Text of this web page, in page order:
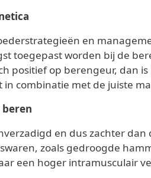
en
toegepast worden bij de
positief op berengeur, dan
combinatie met de juiste
en dus zachter
zoals gedroogde
een hoger intramusculair